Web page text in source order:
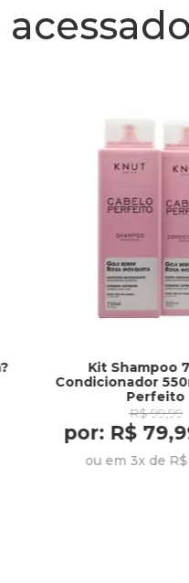
Kit Shampoo
Condicionador
Perfeito
R$ 99,99
por: R$
ou em 3x de